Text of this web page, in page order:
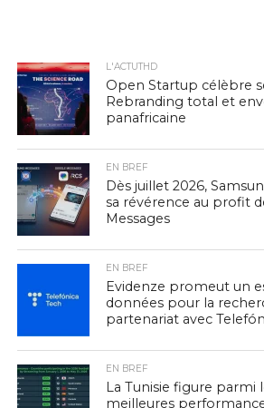
L'ACTUTHD
Open Startup célèbre
Rebranding total et
panafricaine
EN BREF
Dès juillet 2026,
sa révérence au profit
Messages
EN BREF
Evidenze promeut un
données pour la
partenariat avec
EN BREF
La Tunisie figure parmi
meilleures